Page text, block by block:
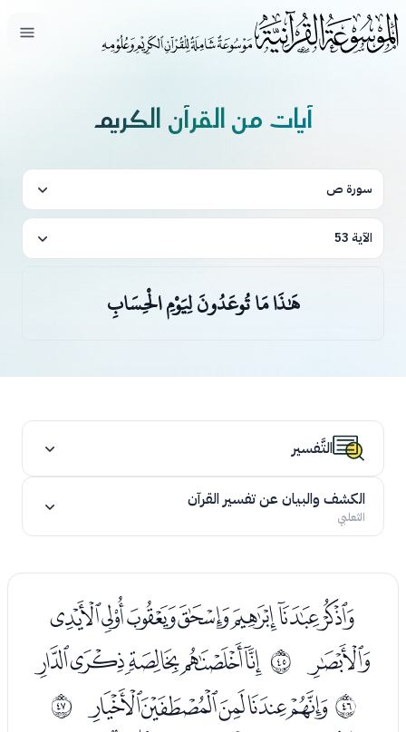
فتح
آيات من القرآن الكريم
سورة ص
الآية 53
هَٰذَا مَا تُوعَدُونَ لِيَوْمِ الْحِسَابِ
التَّفسير
الكشف والبيان عن تفسير القرآن
الثعلبي
ﭭﭮﭯﭰﭱﭲﭳ
ﭴ ﰬﭶﭷﭸﭹﭺ
ﰭﭼﭽﭾﭿﮀ ﰮ